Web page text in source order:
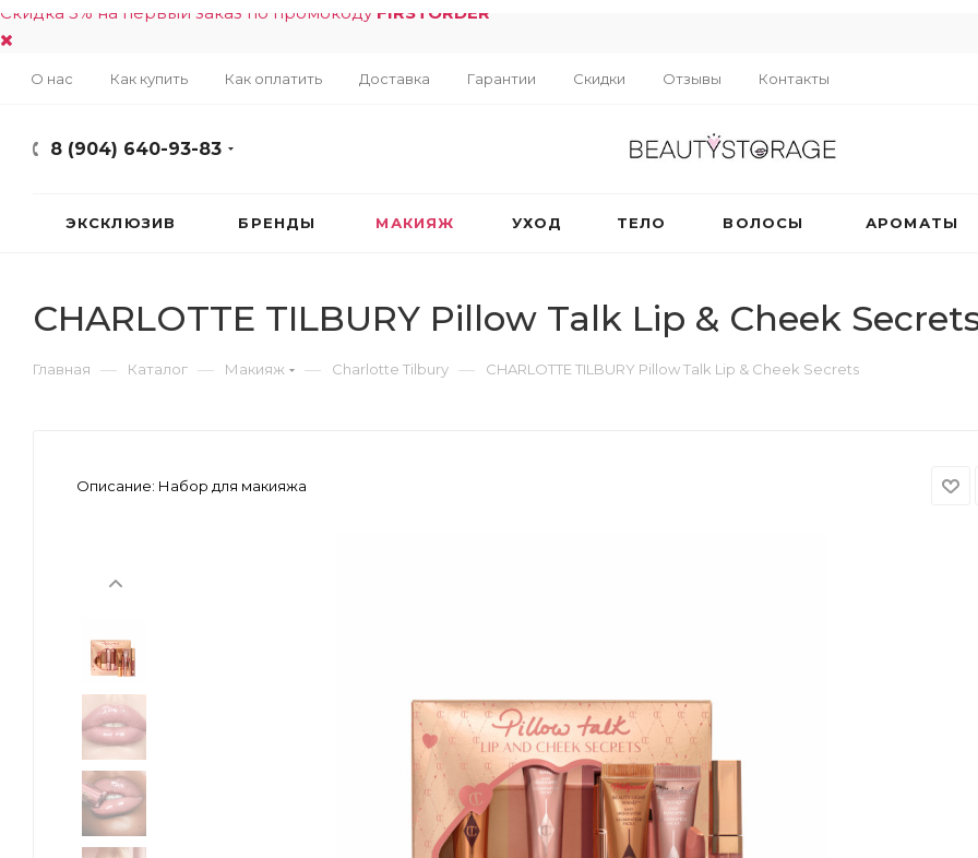
Скидка 5% на первый заказ по промокоду FIRSTORDER
О нас Как купить Как оплатить Доставка Гарантии Скидки Отзывы Контакты
8 (904) 640-93-83
ЭКСКЛЮЗИВ БРЕНДЫ МАКИЯЖ УХОД ТЕЛО ВОЛОСЫ АРОМАТЫ
CHARLOTTE TILBURY Pillow Talk Lip & Cheek
Главная — Каталог — Макияж — Charlotte Tilbury — CHARLOTTE TILBURY Pillow Talk Lip & Cheek Secrets
Описание: Набор для макияжа